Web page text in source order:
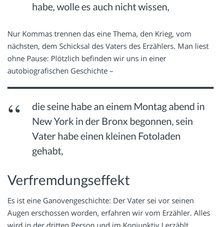
habe, wolle es auch nicht wissen,
Nur Kommas trennen das eine Thema, den Krieg, vom
nächsten, dem Schicksal des Vaters des Erzählers. Man liest
ohne Pause: Plötzlich befinden wir uns in einer
autobiografischen Geschichte –
die seine habe an einem Montag abend in
New York in der Bronx begonnen, sein
Vater habe einen kleinen Fotoladen
gehabt,
Verfremdungseffekt
Es ist eine Ganovengeschichte: Der Vater sei vor seinen
Augen erschossen worden, erfahren wir vom Erzähler. Alles
wird in der dritten Person und im Konjunktiv I erzählt.